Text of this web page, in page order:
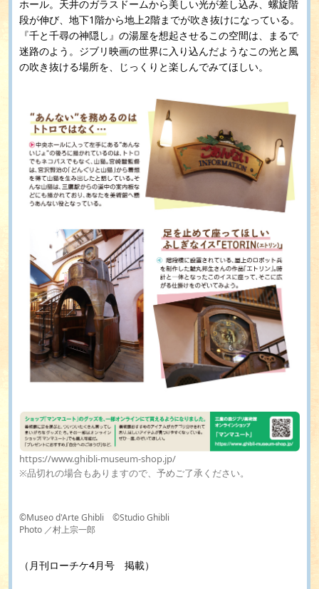
ホール。天井のガラスドームから美しい光が差し込み、螺旋階
段が伸び、地下1階から地上2階までが吹き抜けになっている。
『千と千尋の神隠し』の湯屋を想起させるこの空間は、まるで
迷路のよう。ジブリ映画の世界に入り込んだようなこの光と風
の吹き抜ける場所を、じっくりと楽しんでみてほしい。
https://www.ghibli-museum-shop.jp/
※品切れの場合もありますので、予めご了承ください。
©Museo d'Arte Ghibli ©Studio Ghibli
Photo ／村上宗一郎
（月刊ローチケ4月号 掲載）